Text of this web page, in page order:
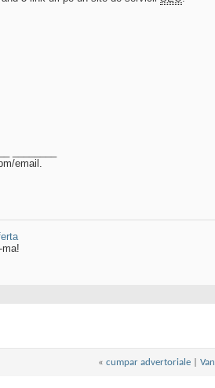
email.
« cumpar advertoriale